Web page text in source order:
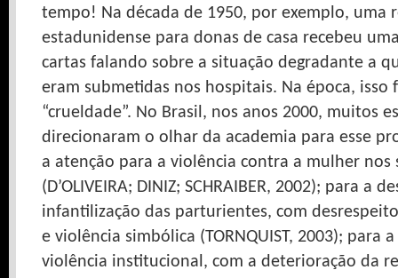
tempo! Na década de 1950, por exemplo, uma
estadunidense para donas de casa recebeu
cartas falando sobre a situação degradante a
eram submetidas nos hospitais. Na época, isso
“crueldade”. No Brasil, nos anos 2000, muitos
direcionaram o olhar da academia para esse
a atenção para a violência contra a mulher nos
(D’OLIVEIRA; DINIZ; SCHRAIBER, 2002); para a
infantilização das parturientes, com
e violência simbólica (TORNQUIST, 2003); para
violência institucional, com a deterioração da